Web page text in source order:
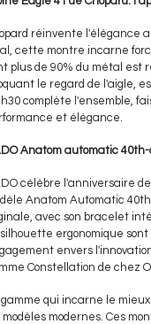
réinvente l'élégance
cette montre incarne
plus de 90% du métal est
le regard de l'aigle,
complète l'ensemble,
et élégance.
Anatom automatic
célèbre l'anniversaire
Anatom Automatic
avec son bracelet
ergonomique
envers
Constellation de chez
gamme qui incarne le
modèles modernes. Ces